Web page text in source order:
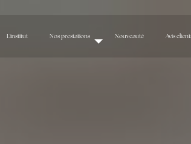
L'institut Nos prestations Nouveauté Avis